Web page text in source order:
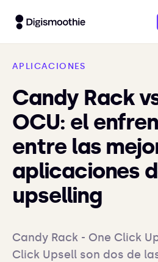
APLICACIONES
Candy Rack
OCU: el
entre las
aplicaciones
upselling
Candy Rack - One Click
Click Upsell son dos de